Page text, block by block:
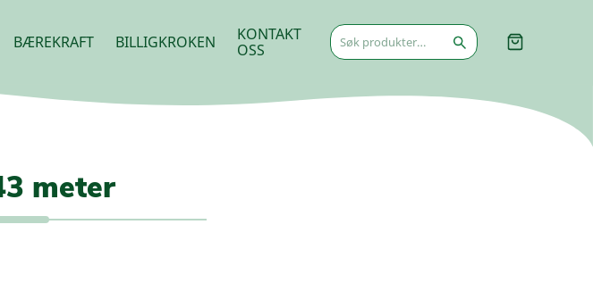
BÆREKRAFT BILLIGKROKEN
KONTAKT
OSS
Søk
etter:
meter